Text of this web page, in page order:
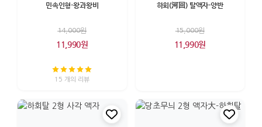
민속인형-왕과왕비
14,000원
11,990원
15 개의 리뷰
하회(河回) 탈액자-양반
15,000원
11,990원